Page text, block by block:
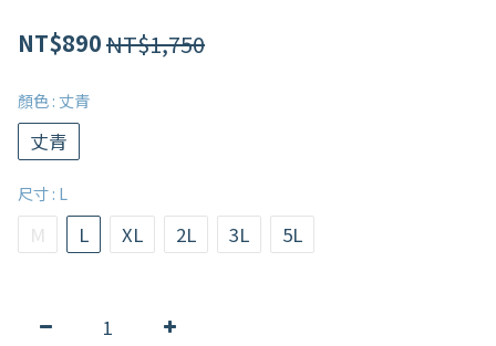
NT$890NT$1,750
顏色: 丈青
丈青
尺寸: L
M L XL 2L 3L 5L